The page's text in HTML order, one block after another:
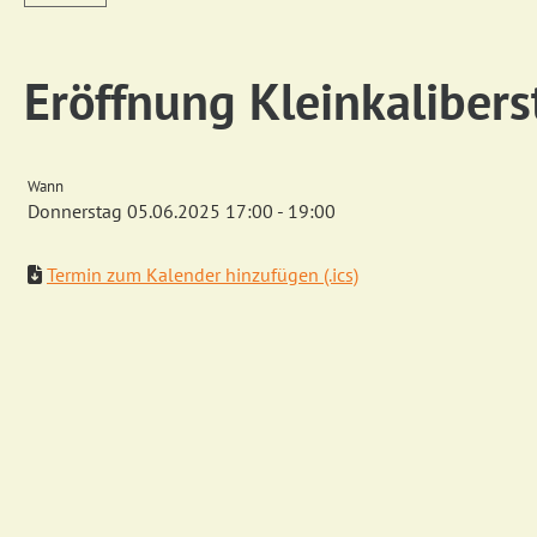
Eröffnung
Wann
Donnerstag 05.06.2025 17:00 - 19:00
Termin zum Kalender hinzufügen (.ics)